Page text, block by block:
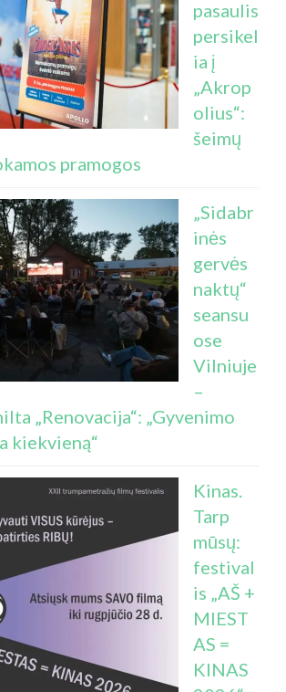
pasaulis
persikel
ia į
„Akrop
olius“:
šeimų
pramogos
„Sidabr
inės
gervės
naktų“
seansu
ose
Vilniuje
–
„Renovacija“: „Gyvenimo
kiekvieną“
Kinas.
Tarp
mūsų:
festival
is „AŠ +
MIEST
AS =
KINAS